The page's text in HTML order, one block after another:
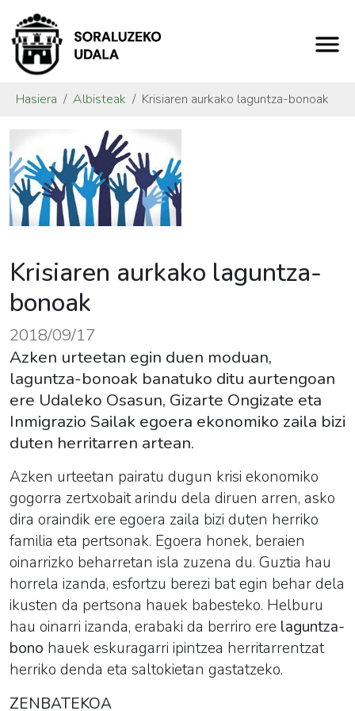
Hasiera Albisteak Krisiaren aurkako laguntza-bonoak
Krisiaren aurkako laguntza-
bonoak
2018/09/17
Azken urteetan egin duen moduan,
laguntza-bonoak banatuko ditu aurtengoan
ere Udaleko Osasun, Gizarte Ongizate eta
Inmigrazio Sailak egoera ekonomiko zaila bizi
duten herritarren artean.
Azken urteetan pairatu dugun krisi ekonomiko
gogorra zertxobait arindu dela diruen arren, asko
dira oraindik ere egoera zaila bizi duten herriko
familia eta pertsonak. Egoera honek, beraien
oinarrizko beharretan isla zuzena du. Guztia hau
horrela izanda, esfortzu berezi bat egin behar dela
ikusten da pertsona hauek babesteko. Helburu
hau oinarri izanda, erabaki da berriro ere laguntza-
bono hauek eskuragarri ipintzea herritarrentzat
herriko denda eta saltokietan gastatzeko.
ZENBATEKOA